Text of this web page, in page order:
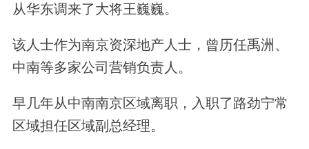
从华东调来了大将王巍巍。
该人士作为南京资深地产人士，曾历任禹洲、
中南等多家公司营销负责人。
早几年从中南南京区域离职，入职了路劲宁常
区域担任区域副总经理。